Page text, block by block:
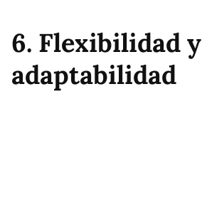
6. Flexibilidad y
adaptabilidad